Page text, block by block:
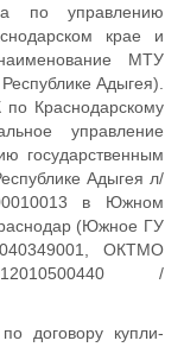
по управлению
крае и
МТУ
Адыгея).
Краснодарскому
управление
государственным
Адыгея л/
в Южном
(Южное ГУ
ОКТМО
/
договору купли-